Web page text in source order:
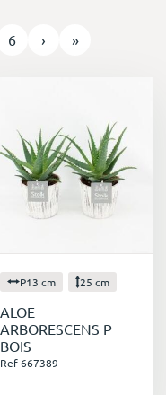
6 › »
P13 cm 25 cm
ALOE
ARBORESCENS P
BOIS
Ref 667389